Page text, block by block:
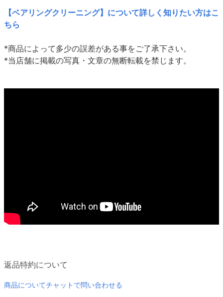
【ベアリングクリーニング】について詳しく知りたい方はこ
ちら
*商品によって多少の誤差がある事をご了承下さい。
*当店舗に掲載の写真・文章の無断転載を禁じます。
返品特約について
商品についてチャットで問い合わせる